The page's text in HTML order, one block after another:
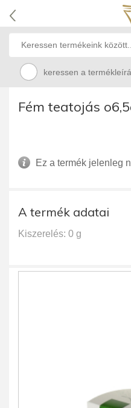
keressen a
Fém teatojás
Ez a termék jelenleg
A termék adatai
Kiszerelés: 0 g